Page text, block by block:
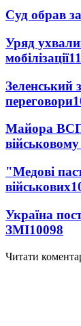
Суд обрав
Уряд
мобілізації
Зеленський
переговори
Майора
"Медові
військових
Україна
ЗМІ10098
Читати